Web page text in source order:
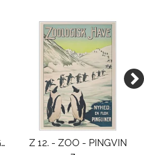
Z 20. - ZOO - KASPAR OG HANS MODER
Z 12. - ZOO - PINGVIN